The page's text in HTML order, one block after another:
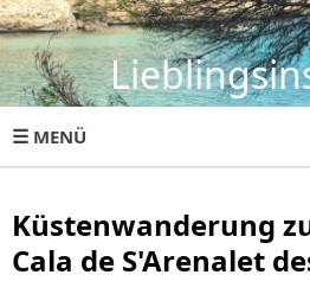
☰ MENÜ
Küstenwanderung
Cala de S'Arenalet